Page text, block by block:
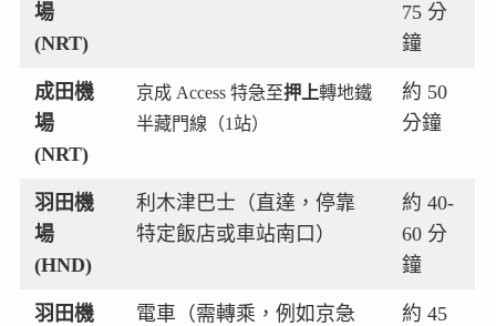
場
(NRT)
75 分
鐘
成田機
場
(NRT)
京成 Access 特急至押上轉地鐵
半藏門線（1站）
約 50
分鐘
羽田機
場
(HND)
利木津巴士（直達，停靠
特定飯店或車站南口）
約 40-
60 分
鐘
羽田機 電車（需轉乘，例如京急 約 45